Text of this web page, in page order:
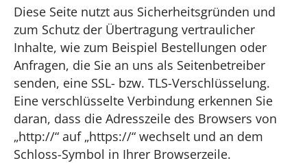
Diese Seite nutzt aus Sicherheitsgründen und
zum Schutz der Übertragung vertraulicher
Inhalte, wie zum Beispiel Bestellungen oder
Anfragen, die Sie an uns als Seitenbetreiber
senden, eine SSL- bzw. TLS-Verschlüsselung.
Eine verschlüsselte Verbindung erkennen Sie
daran, dass die Adresszeile des Browsers von
„http://“ auf „https://“ wechselt und an dem
Schloss-Symbol in Ihrer Browserzeile.